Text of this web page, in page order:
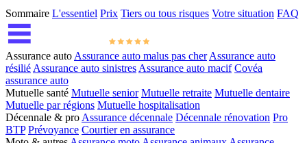
Sommaire L'essentiel Prix Tiers ou tous risques Votre situation FAQ
Assurance auto Assurance auto malus pas cher Assurance auto
résilié Assurance auto sinistres Assurance auto macif Covéa
assurance auto
Mutuelle santé Mutuelle senior Mutuelle retraite Mutuelle dentaire
Mutuelle par régions Mutuelle hospitalisation
Décennale & pro Assurance décennale Décennale rénovation Pro
BTP Prévoyance Courtier en assurance